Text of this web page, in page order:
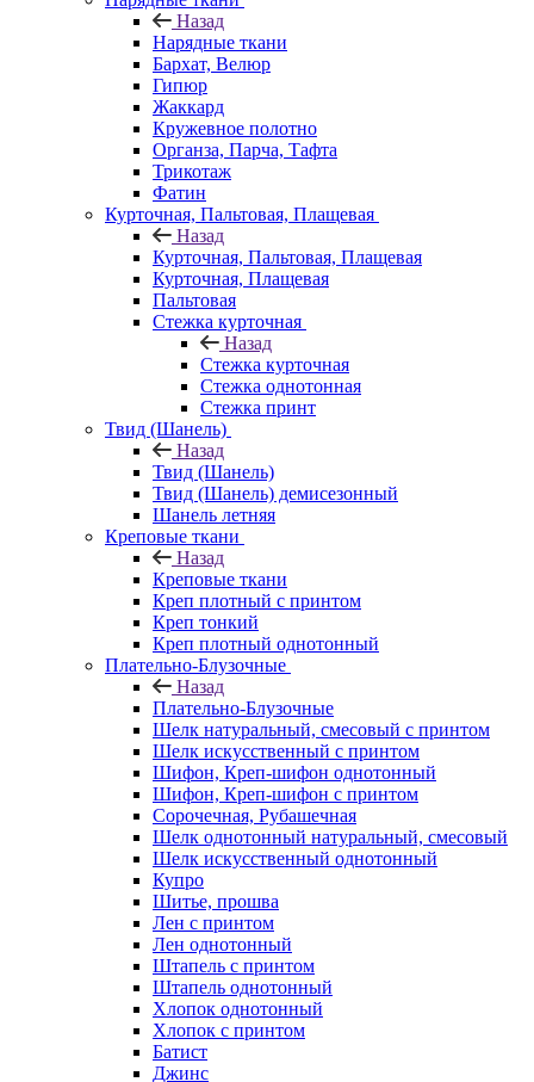
Назад
Нарядные ткани
Бархат, Велюр
Гипюр
Жаккард
Кружевное полотно
Органза, Парча, Тафта
Трикотаж
Фатин
Курточная, Пальтовая, Плащевая
Назад
Курточная, Пальтовая, Плащевая
Курточная, Плащевая
Пальтовая
Стежка курточная
Назад
Стежка курточная
Стежка однотонная
Стежка принт
Твид (Шанель)
Назад
Твид (Шанель)
Твид (Шанель) демисезонный
Шанель летняя
Креповые ткани
Назад
Креповые ткани
Креп плотный с принтом
Креп тонкий
Креп плотный однотонный
Плательно-Блузочные
Назад
Плательно-Блузочные
Шелк натуральный, смесовый с принтом
Шелк искусственный с принтом
Шифон, Креп-шифон однотонный
Шифон, Креп-шифон с принтом
Сорочечная, Рубашечная
Шелк однотонный натуральный, смесовый
Шелк искусственный однотонный
Купро
Шитье, прошва
Лен с принтом
Лен однотонный
Штапель с принтом
Штапель однотонный
Хлопок однотонный
Хлопок с принтом
Батист
Джинс